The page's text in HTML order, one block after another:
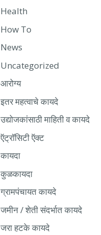
Health
How To
News
Uncategorized
आरोग्य
इतर महत्वाचे कायदे
उद्योजकांसाठी माहिती व कायदे
ऍट्रॉसिटी ऍक्ट
कायदा
कुळकायदा
ग्रामपंचायत कायदे
जमीन / शेती संदर्भात कायदे
जरा हटके कायदे